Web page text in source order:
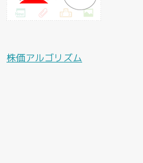
株価アルゴリズム